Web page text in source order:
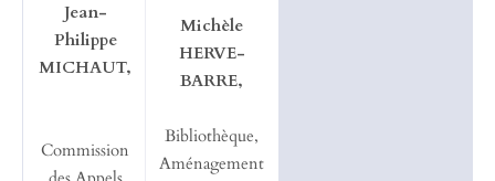
Jean-
Philippe
MICHAUT,
Commission
Michèle
HERVE-
BARRE,
Bibliothèque,
Aménagement